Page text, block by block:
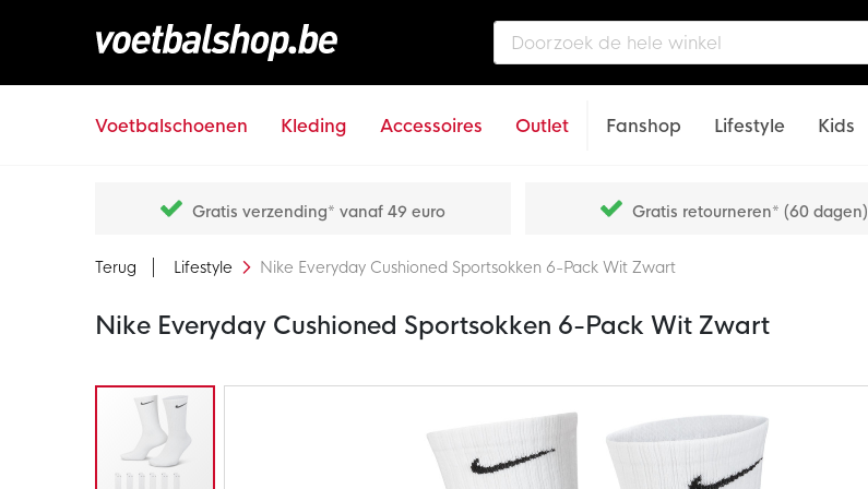
Voetbalschoenen Kleding Accessoires Outlet Fanshop Lifestyle Kids
Gratis verzending* vanaf 49 euro Gratis retourneren* (60 dagen)
Terug Lifestyle Nike Everyday Cushioned Sportsokken 6-Pack Wit Zwart
Nike Everyday Cushioned Sportsokken 6-Pack Wit Zwart
Ga